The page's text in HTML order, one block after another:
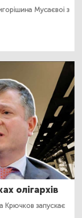
Мусаєвоі з
олігархів
Крючков запускає